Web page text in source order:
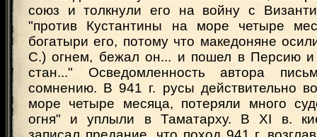
союз и толкнули его на войну с
"против Кустантины на море четыре
богатыри его, потому что македоняне
С.) огнем, бежал он... и пошел в Персию и
стан..." Осведомленность автора
сомнению. В 941 г. русы действительно
море четыре месяца, потеряли много
огня" и уплыли в Таматарху. В XI в.